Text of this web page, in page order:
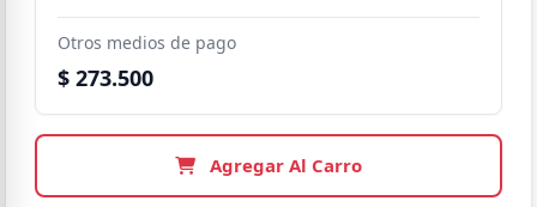
Otros medios de pago
$ 273.500
Agregar Al Carro